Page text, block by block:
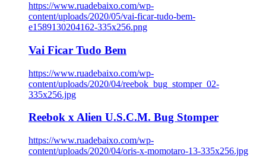
https://www.ruadebaixo.com/wp-
content/uploads/2020/05/vai-ficar-tudo-bem-
e1589130204162-335x256.png
Vai Ficar Tudo Bem
https://www.ruadebaixo.com/wp-
content/uploads/2020/04/reebok_bug_stomper_02-
335x256.jpg
Reebok x Alien U.S.C.M. Bug Stomper
https://www.ruadebaixo.com/wp-
content/uploads/2020/04/oris-x-momotaro-13-335x256.jpg